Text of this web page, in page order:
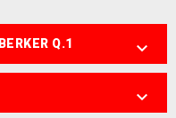
Q.1 
